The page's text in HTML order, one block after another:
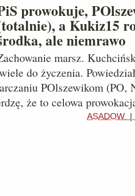
prowokuje,
a Kukiz15
ale niemrawo
marsz.
do życzenia.
POlszewikom (PO,
że to celowa
ASADOW